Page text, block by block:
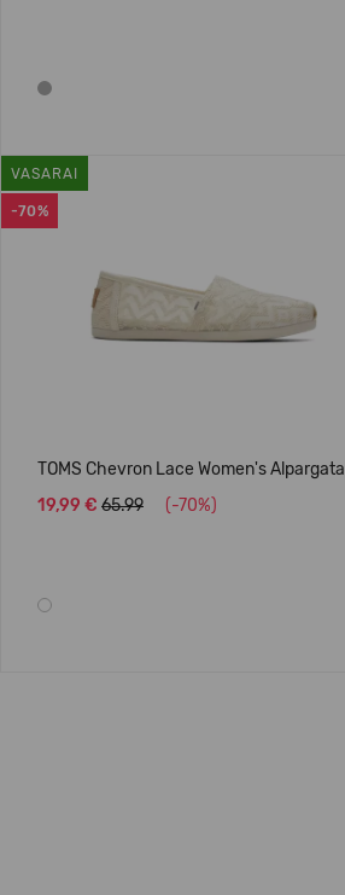
-70%
VASARAI
TOMS Chevron Lace Women's Alpargata
19,99 € 65.99 (-70%)